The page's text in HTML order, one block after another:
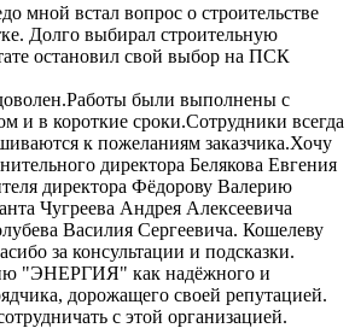
мной встал вопрос о строительстве
Долго выбирал строительную
остановил свой выбор на ПСК
доволен.Работы были выполнены с
и в короткие сроки.Сотрудники всегда
к пожеланиям заказчика.Хочу
директора Белякова Евгения
директора Фёдорову Валерию
Чугреева Андрея Алексеевича
Василия Сергеевича. Кошелеву
за консультации и подсказки.
"ЭНЕРГИЯ" как надёжного и
дорожащего своей репутацией.
с этой организацией.